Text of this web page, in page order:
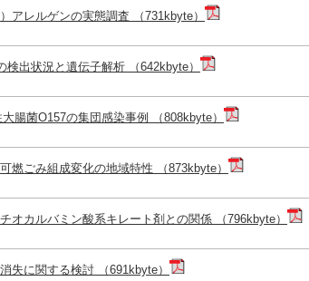
アレルゲンの実態調査 （731kbyte）
出状況と遺伝子解析 （642kbyte）
腸菌O157の集団感染事例 （808kbyte）
燃ごみ組成変化の地域特性 （873kbyte）
オカルバミン酸系キレート剤との関係 （796kbyte）
失に関する検討 （691kbyte）